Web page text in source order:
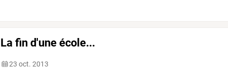
La fin d'une école...
23 oct. 2013